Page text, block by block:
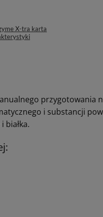
X-tra karta
przygotowania
i substancji
białka.